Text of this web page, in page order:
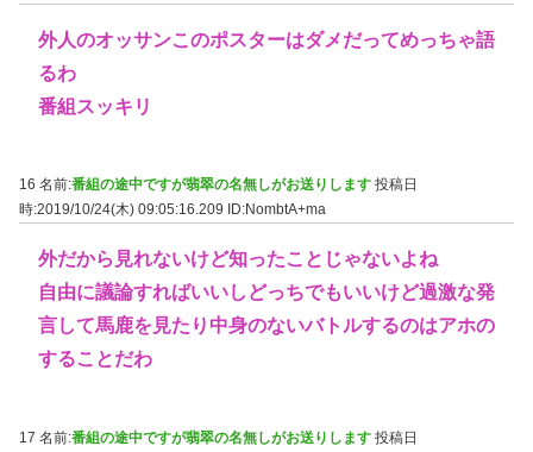
外人のオッサンこのポスターはダメだってめっちゃ語
るわ
番組スッキリ
16 名前:番組の途中ですが翡翠の名無しがお送りします 投稿日
時:2019/10/24(木) 09:05:16.209
ID:NombtA+ma
外だから見れないけど知ったことじゃないよね
自由に議論すればいいしどっちでもいいけど過激な発
言して馬鹿を見たり中身のないバトルするのはアホの
することだわ
17 名前:番組の途中ですが翡翠の名無しがお送りします 投稿日